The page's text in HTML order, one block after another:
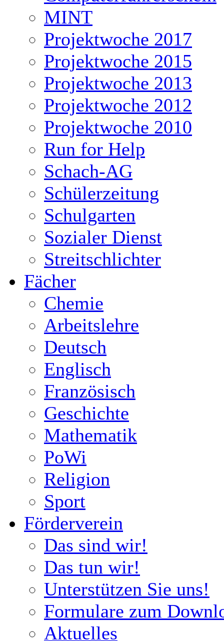
MINT
Projektwoche 2017
Projektwoche 2015
Projektwoche 2013
Projektwoche 2012
Projektwoche 2010
Run for Help
Schach-AG
Schülerzeitung
Schulgarten
Sozialer Dienst
Streitschlichter
Fächer
Chemie
Arbeitslehre
Deutsch
Englisch
Französisch
Geschichte
Mathematik
PoWi
Religion
Sport
Förderverein
Das sind wir!
Das tun wir!
Unterstützen Sie uns!
Formulare zum
Aktuelles